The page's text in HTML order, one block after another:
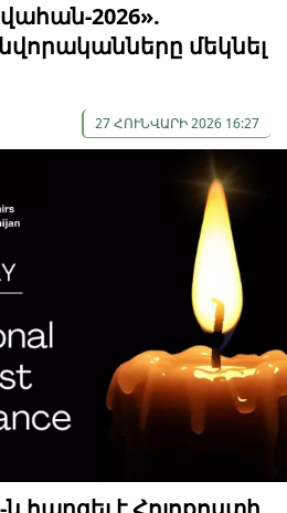
2026».
մեկնել
27 ՀՈՒՆՎԱՐԻ 2026 16:27